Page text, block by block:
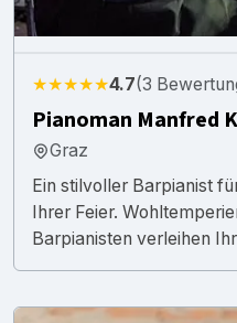
★★★★★4.7(3
Pianoman Manfred
Graz
Ein stilvoller Barpianist
Ihrer Feier.
Barpianisten verleihen